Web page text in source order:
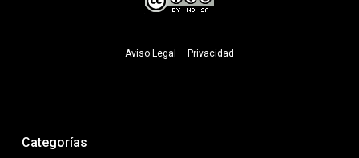
Aviso Legal – Privacidad
Categorías